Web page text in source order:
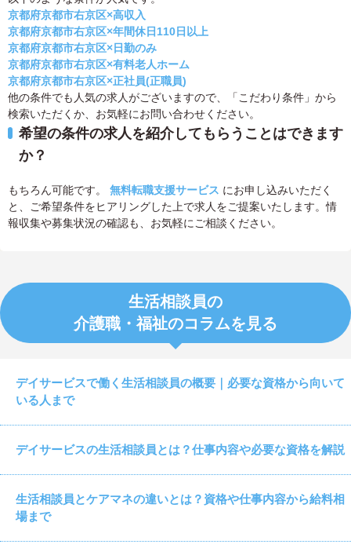
京都府京都市右京区×高収入
京都府京都市右京区×年間休日110日以上
京都府京都市右京区×日勤のみ
京都府京都市右京区×有料老人ホーム
京都府京都市右京区×正社員(正職員)
他の条件でも人気の求人がございますので、「こだわり条件」から
検索いただくか、お気軽にお問い合わせください。
希望の条件の求人を紹介してもらうことはできます
か？
もちろん可能です。 無料転職支援サービス にお申し込みいただく
と、ご希望条件をヒアリングした上で求人をご提案いたします。情
報収集や募集状況の確認も、お気軽にご相談ください。
生活相談員の
介護職・福祉のコラムを見る
デイサービスで働く生活相談員の概要｜必要な資格から向いて
いる人まで
デイサービスの生活相談員とは？仕事内容や必要な資格を解説
生活相談員とケアマネの違いとは？資格や仕事内容から給料相
場まで